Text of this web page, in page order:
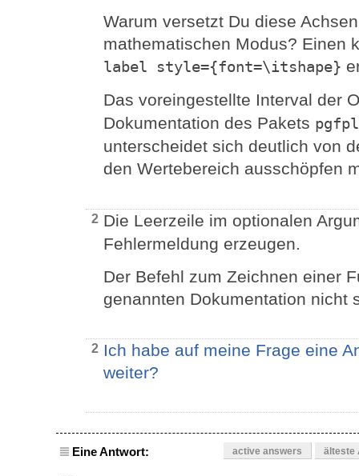
Warum versetzt Du diese
mathematischen Modus? Einen
label style={font=\itshape}
Das voreingestellte Interval der
Dokumentation des Pakets
unterscheidet sich deutlich von
den Wertebereich ausschöpfen
2 Die Leerzeile im optionalen
Fehlermeldung erzeugen.
Der Befehl zum Zeichnen einer
genannten Dokumentation nicht
2 Ich habe auf meine Frage eine
weiter?
Eine Antwort: active answers älteste